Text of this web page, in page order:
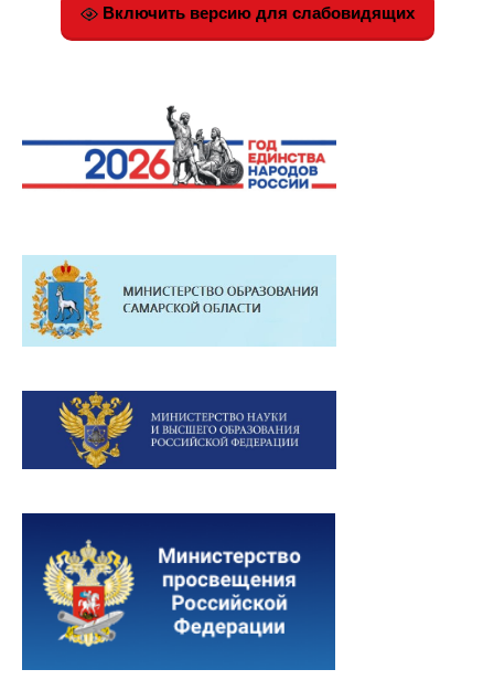
Включить версию для слабовидящих